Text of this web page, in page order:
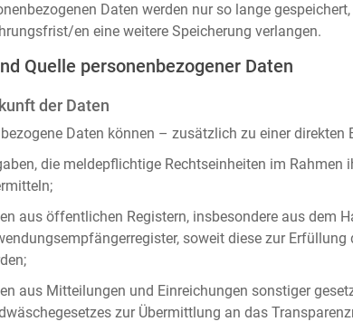
Daten werden nur so lange
en eine weitere Speicherung verlangen.
Quelle personenbezogener Daten
der Daten
Daten können – zusätzlich zu einer
die meldepflichtige Rechtseinheiten im
aus öffentlichen Registern, insbesondere aus dem
soweit diese zur
aus Mitteilungen und Einreichungen sonstiger
zur Übermittlung an das